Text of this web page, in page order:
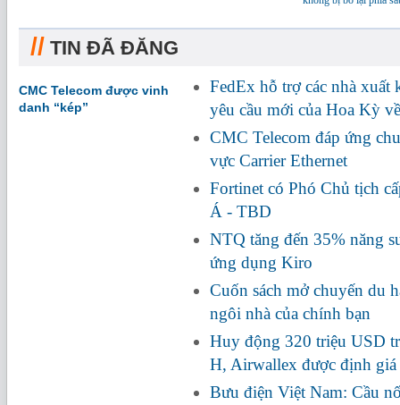
// TIN ĐÃ ĐĂNG
CMC Telecom được vinh
danh “kép”
FedEx hỗ trợ các nhà xuất
yêu cầu mới của Hoa Kỳ
CMC Telecom đáp ứng
vực Carrier Ethernet
Fortinet có Phó Chủ tịch
Á - TBD
NTQ tăng đến 35% năng
ứng dụng Kiro
Cuốn sách mở chuyến du
ngôi nhà của chính bạn
Huy động 320 triệu USD
H, Airwallex được định
Bưu điện Việt Nam: Cầu